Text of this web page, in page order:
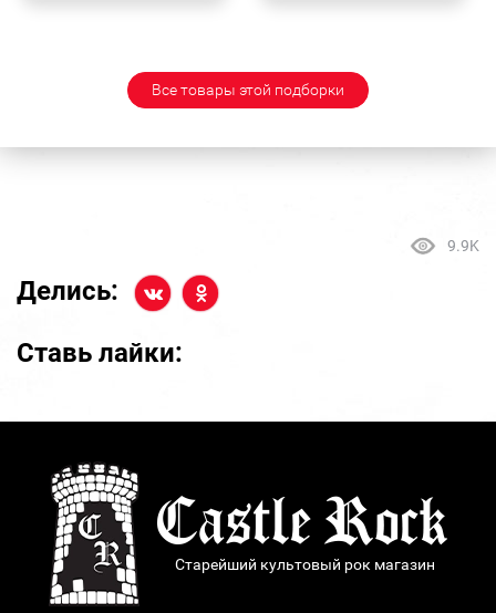
Все товары этой подборки
9.9K
Делись:
Ставь лайки:
Старейший культовый рок магазин